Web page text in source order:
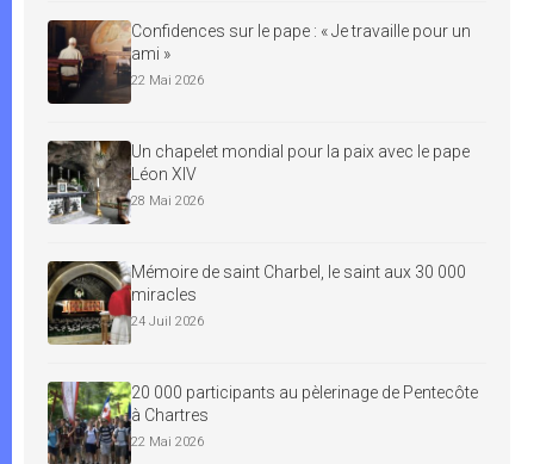
Confidences sur le pape : « Je travaille pour un
ami »
22 Mai 2026
Un chapelet mondial pour la paix avec le pape
Léon XIV
28 Mai 2026
Mémoire de saint Charbel, le saint aux 30 000
miracles
24 Juil 2026
20 000 participants au pèlerinage de Pentecôte
à Chartres
22 Mai 2026